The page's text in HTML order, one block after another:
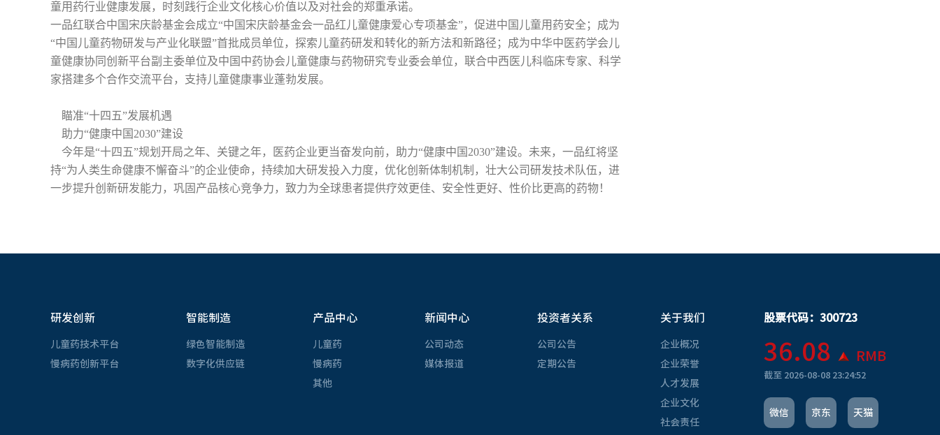
童用药行业健康发展，时刻践行企业文化核心价值以及对社会的郑重承诺。
一品红联合中国宋庆龄基金会成立“中国宋庆龄基金会一品红儿童健康爱心专项基金”，促进中国儿童用药安全；成为
“中国儿童药物研发与产业化联盟”首批成员单位，探索儿童药研发和转化的新方法和新路径；成为中华中医药学会儿
童健康协同创新平台副主委单位及中国中药协会儿童健康与药物研究专业委会单位，联合中西医儿科临床专家、科学
家搭建多个合作交流平台，支持儿童健康事业蓬勃发展。
瞄准“十四五”发展机遇
助力“健康中国2030”建设
今年是“十四五”规划开局之年、关键之年，医药企业更当奋发向前，助力“健康中国2030”建设。未来，一品红将坚
持“为人类生命健康不懈奋斗”的企业使命，持续加大研发投入力度，优化创新体制机制，壮大公司研发技术队伍，进
一步提升创新研发能力，巩固产品核心竞争力，致力为全球患者提供疗效更佳、安全性更好、性价比更高的药物！
研发创新
儿童药技术平台
慢病药创新平台
智能制造
绿色智能制造
数字化供应链
产品中心
儿童药
慢病药
其他
新闻中心
公司动态
媒体报道
投资者关系
公司公告
定期公告
关于我们
企业概况
企业荣誉
人才发展
企业文化
社会责任
股票代码：300723
36.08 RMB
截至 2026-08-08 23:24:52
微信 京东 天猫